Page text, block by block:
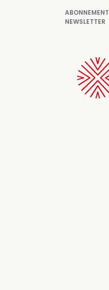
ABONNEMENT
NEWSLETTER